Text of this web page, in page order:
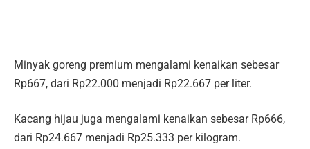
Minyak goreng premium mengalami kenaikan sebesar
Rp667, dari Rp22.000 menjadi Rp22.667 per liter.
Kacang hijau juga mengalami kenaikan sebesar Rp666,
dari Rp24.667 menjadi Rp25.333 per kilogram.